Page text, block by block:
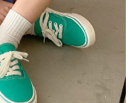
對於個人資料之蒐集、
集、處理及利用告知聲明』
利率 16% 的逾期滯納金。
人之同意方可使用